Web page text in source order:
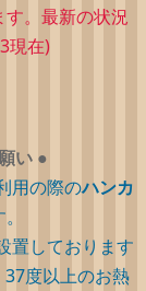
。最新の状況
現在)
い ●
用の際のハンカ
置しております
度以上のお熱